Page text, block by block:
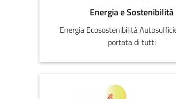
Energia e Sostenibilità
Energia Ecosostenibilità
portata di tutti